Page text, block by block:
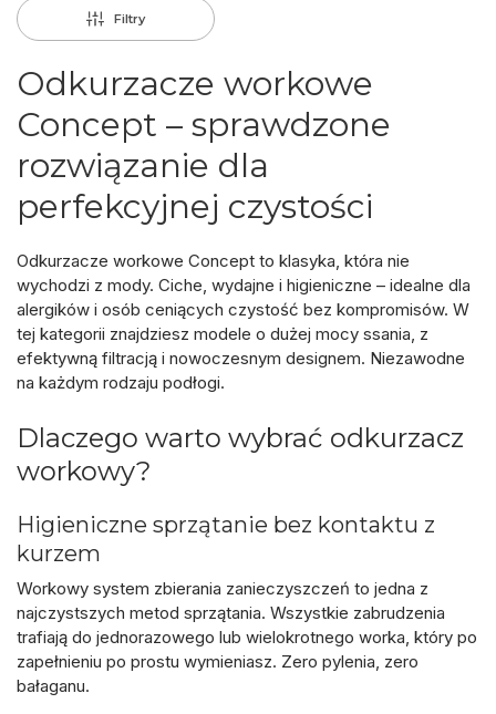
Filtry
Odkurzacze workowe
Concept – sprawdzone
rozwiązanie dla
perfekcyjnej czystości
Odkurzacze workowe Concept to klasyka, która nie
wychodzi z mody. Ciche, wydajne i higieniczne – idealne dla
alergików i osób ceniących czystość bez kompromisów. W
tej kategorii znajdziesz modele o dużej mocy ssania, z
efektywną filtracją i nowoczesnym designem. Niezawodne
na każdym rodzaju podłogi.
Dlaczego warto wybrać odkurzacz
workowy?
Higieniczne sprzątanie bez kontaktu z
kurzem
Workowy system zbierania zanieczyszczeń to jedna z
najczystszych metod sprzątania. Wszystkie zabrudzenia
trafiają do jednorazowego lub wielokrotnego worka, który po
zapełnieniu po prostu wymieniasz. Zero pylenia, zero
bałaganu.